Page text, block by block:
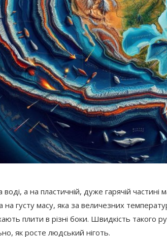
а на пластичній, дуже гарячій частині
густу масу, яка за величезних
плити в різні боки. Швидкість такого
як росте людський ніготь.